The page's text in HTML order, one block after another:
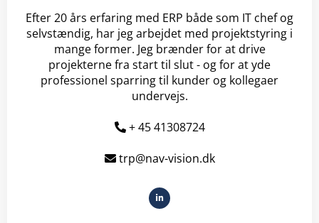
Efter 20 års erfaring med ERP både som IT chef og
selvstændig, har jeg arbejdet med projektstyring i
mange former. Jeg brænder for at drive
projekterne fra start til slut - og for at yde
professionel sparring til kunder og kollegaer
undervejs.
+ 45 41308724
trp@nav-vision.dk